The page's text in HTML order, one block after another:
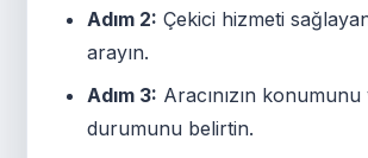
Adım 2: Çekici hizmeti
arayın.
Adım 3: Aracınızın konumunu
durumunu belirtin.